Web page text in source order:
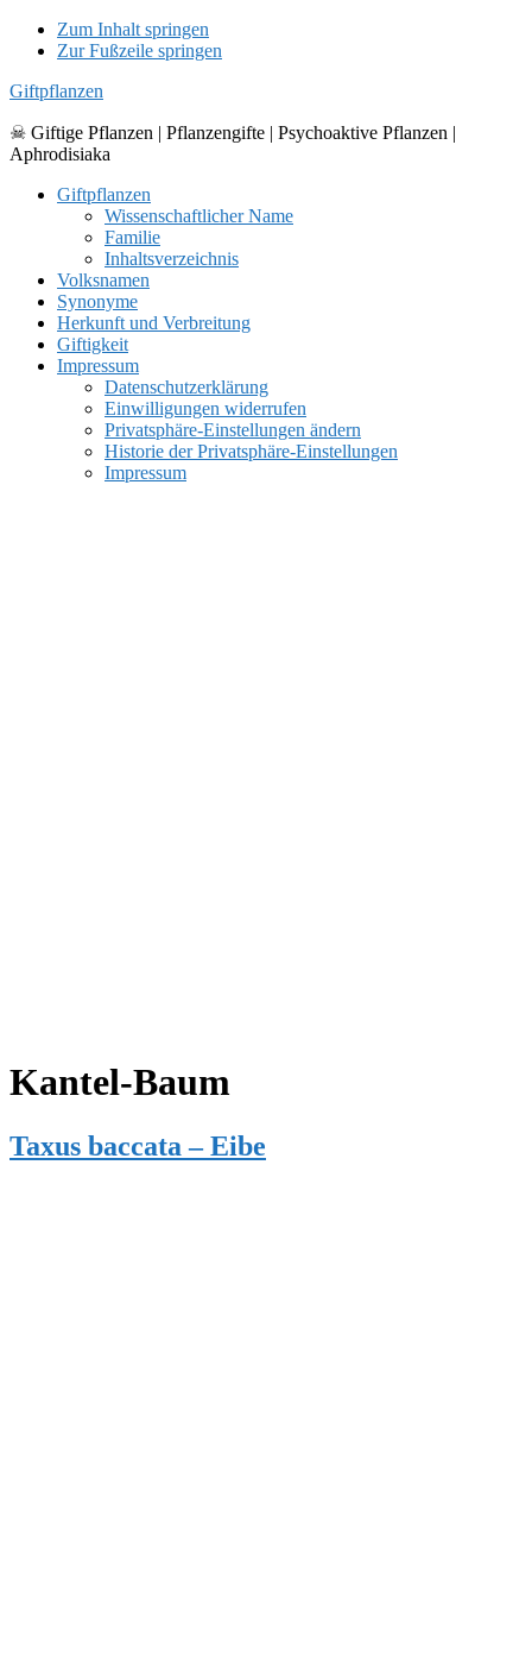
Zum Inhalt springen
Zur Fußzeile springen
Giftpflanzen
☠ Giftige Pflanzen | Pflanzengifte | Psychoaktive Pflanzen |
Aphrodisiaka
Giftpflanzen
Wissenschaftlicher Name
Familie
Inhaltsverzeichnis
Volksnamen
Synonyme
Herkunft und Verbreitung
Giftigkeit
Impressum
Datenschutzerklärung
Einwilligungen widerrufen
Privatsphäre-Einstellungen ändern
Historie der Privatsphäre-Einstellungen
Impressum
Kantel-Baum
Taxus baccata – Eibe